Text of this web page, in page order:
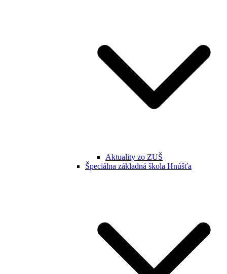
Aktuality zo ZUŠ
Špeciálna základná škola Hnúšťa